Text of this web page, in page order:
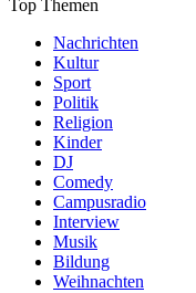
Top Themen
Nachrichten
Kultur
Sport
Politik
Religion
Kinder
DJ
Comedy
Campusradio
Interview
Musik
Bildung
Weihnachten